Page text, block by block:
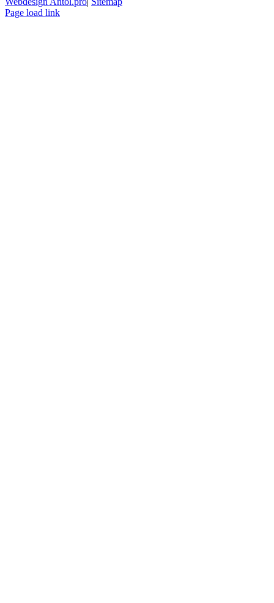
Page load link